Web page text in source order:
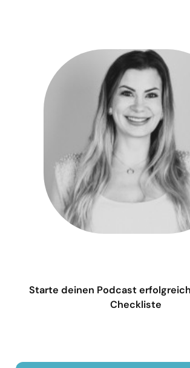
Starte deinen Podcast
Checkliste